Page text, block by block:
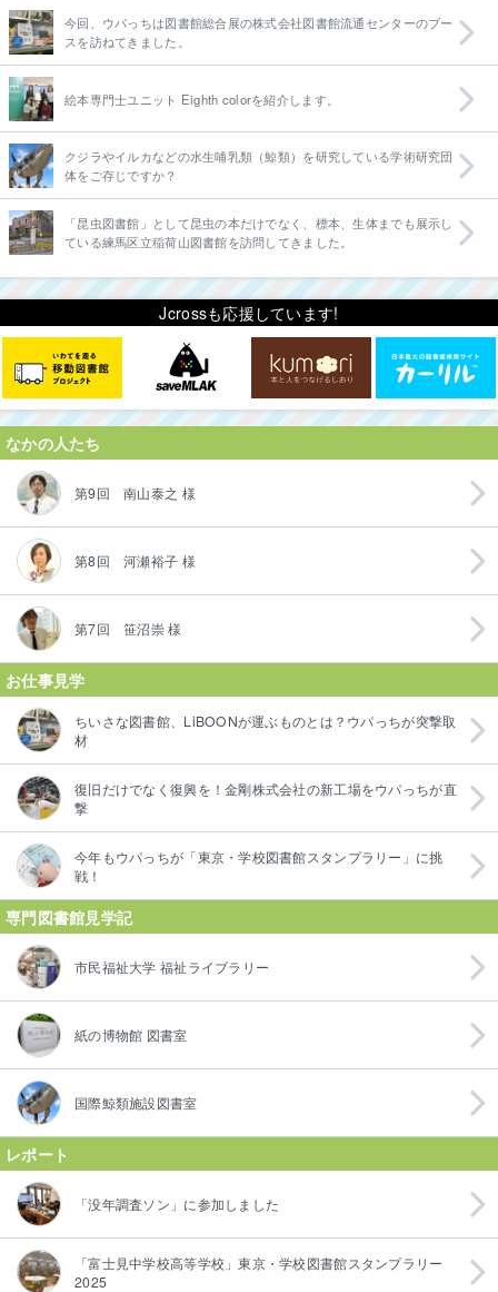
今回、ウパっちは図書館総合展の株式会社図書館流通センターのブー
スを訪ねてきました。
絵本専門士ユニット Eighth colorを紹介します。
クジラやイルカなどの水生哺乳類（鯨類）を研究している学術研究団
体をご存じですか？
「昆虫図書館」として昆虫の本だけでなく、標本、生体までも展示し
ている練馬区立稲荷山図書館を訪問してきました。
Jcrossも応援しています!
なかの人たち
第9回 南山泰之 様
第8回 河瀬裕子 様
第7回 笹沼崇 様
お仕事見学
ちいさな図書館、LiBOONが運ぶものとは？ウパっちが突撃取
材
復旧だけでなく復興を！金剛株式会社の新工場をウパっちが直
撃
今年もウパっちが「東京・学校図書館スタンプラリー」に挑
戦！
専門図書館見学記
市民福祉大学 福祉ライブラリー
紙の博物館 図書室
国際鯨類施設図書室
レポート
「没年調査ソン」に参加しました
「富士見中学校高等学校」東京・学校図書館スタンプラリー
2025